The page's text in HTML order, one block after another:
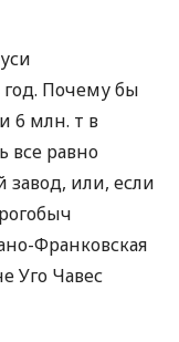
Почему бы
6 млн. т в
все равно
или, если
Франковская
Уго Чавес